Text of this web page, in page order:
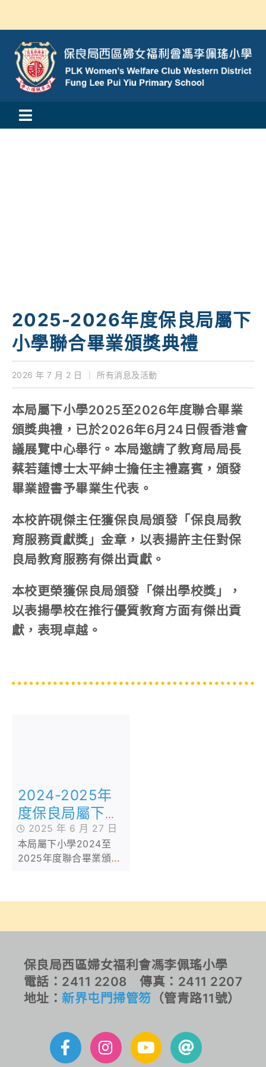
content
Toggle
對外聯繫
聯絡我們
2025-2026年度保良局屬下
小學聯合畢業頒獎典禮
2026 年 7 月 2 日 所有消息及活動
本局屬下小學2025至2026年度聯合畢業
頒獎典禮，已於2026年6月24日假香港會
議展覽中心舉行。本局邀請了教育局局長
蔡若蓮博士太平紳士擔任主禮嘉賓，頒發
畢業證書予畢業生代表。
本校許硯傑主任獲保良局頒發「保良局教
育服務貢獻獎」金章，以表揚許主任對保
良局教育服務有傑出貢獻。
本校更榮獲保良局頒發「傑出學校獎」，
以表揚學校在推行優質教育方面有傑出貢
獻，表現卓越。
2024-2025年
度保良局屬下小
學聯合畢業頒獎
典禮
2025 年 6 月 27 日
本局屬下小學2024至
2025年度聯合畢業頒獎
行。本局邀請了教育局副
擔任主禮嘉賓，頒發畢業
保良局西區婦女福利會馮李佩瑤小學
電話：2411 2208 傳真：2411 2207
地址： 新界屯門掃管笏 （管青路11號）